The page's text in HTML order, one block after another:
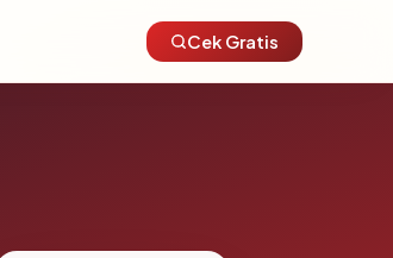
Cek Gratis